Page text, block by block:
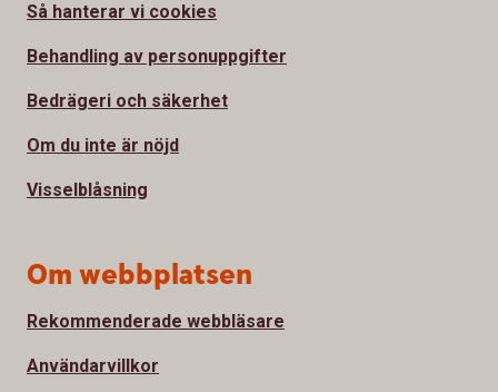
Så hanterar vi cookies
Behandling av personuppgifter
Bedrägeri och säkerhet
Om du inte är nöjd
Visselblåsning
Om webbplatsen
Rekommenderade webbläsare
Användarvillkor